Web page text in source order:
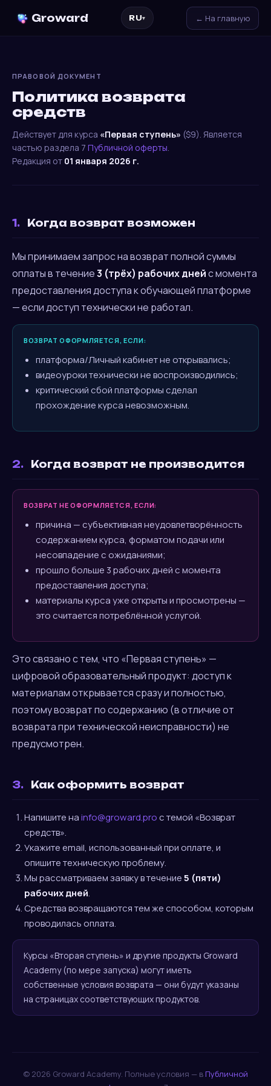
Groward RU▾ ← На главную
ПРАВОВОЙ ДОКУМЕНТ
Политика возврата
средств
Действует для курса «Первая ступень» ($9). Является
частью раздела 7 Публичной оферты.
Редакция от 01 января 2026 г.
1. Когда возврат возможен
Мы принимаем запрос на возврат полной суммы
оплаты в течение3 (трёх) рабочих днейс момента
предоставления доступа к обучающей платформе
— если доступ технически не работал.
ВОЗВРАТ ОФОРМЛЯЕТСЯ, ЕСЛИ:
платформа/Личный кабинет не открывались;
видеоуроки технически не воспроизводились;
критический сбой платформы сделал
прохождение курса невозможным.
2. Когда возврат не производится
ВОЗВРАТ НЕ ОФОРМЛЯЕТСЯ, ЕСЛИ:
причина — субъективная неудовлетворённость
содержанием курса, форматом подачи или
несовпадение с ожиданиями;
прошло больше 3 рабочих дней с момента
предоставления доступа;
материалы курса уже открыты и просмотрены —
это считается потреблённой услугой.
Это связано с тем, что «Первая ступень» —
цифровой образовательный продукт: доступ к
материалам открывается сразу и полностью,
поэтому возврат по содержанию (в отличие от
возврата при технической неисправности) не
предусмотрен.
3. Как оформить возврат
Напишите наinfo@groward.proс темой «Возврат
средств».
Укажите email, использованный при оплате, и
опишите техническую проблему.
Мы рассматриваем заявку в течение5 (пяти)
рабочих дней.
Средства возвращаются тем же способом, которым
проводилась оплата.
Курсы «Вторая ступень» и другие продукты Groward
Academy (по мере запуска) могут иметь
собственные условия возврата — они будут указаны
на страницах соответствующих продуктов.
© 2026 Groward Academy. Полные условия — в Публичной